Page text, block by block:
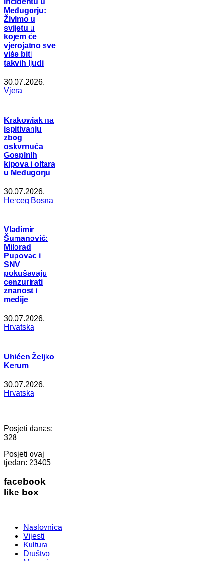
incidentu u
Međugorju:
Živimo u
svijetu u
kojem će
vjerojatno sve
više biti
takvih ljudi
30.07.2026.
Vjera
Krakowiak na
ispitivanju
zbog
oskvrnuća
Gospinih
kipova i oltara
u Međugorju
30.07.2026.
Herceg Bosna
Vladimir
Šumanović:
Milorad
Pupovac i
SNV
pokušavaju
cenzurirati
znanost i
medije
30.07.2026.
Hrvatska
Uhićen Željko
Kerum
30.07.2026.
Hrvatska
Posjeti danas:
328
Posjeti ovaj
tjedan: 23405
facebook
like box
Naslovnica
Vijesti
Kultura
Društvo